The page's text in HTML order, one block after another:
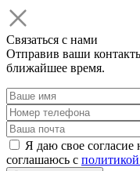
Связаться с нами
Отправив ваши
ближайшее время.
Я даю свое
соглашаюсь с